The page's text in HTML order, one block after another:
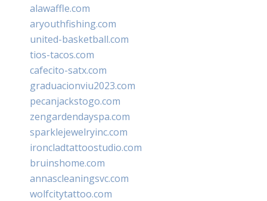
alawaffle.com
aryouthfishing.com
united-basketball.com
tios-tacos.com
cafecito-satx.com
graduacionviu2023.com
pecanjackstogo.com
zengardendayspa.com
sparklejewelryinc.com
ironcladtattoostudio.com
bruinshome.com
annascleaningsvc.com
wolfcitytattoo.com